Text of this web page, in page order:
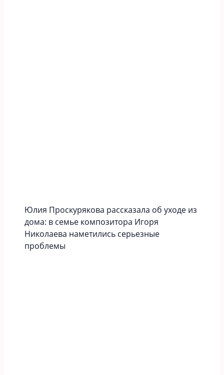
Юлия Проскурякова рассказала об уходе из
дома: в семье композитора Игоря
Николаева наметились серьезные
проблемы